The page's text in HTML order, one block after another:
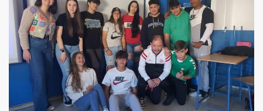
participa
en
el
taller
Desenreda